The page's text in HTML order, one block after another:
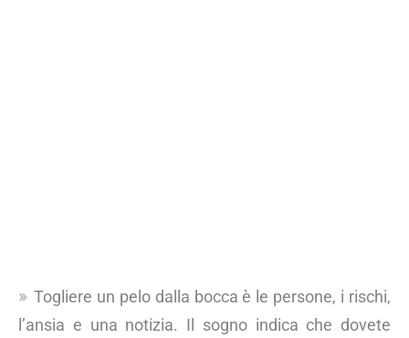
Togliere un pelo dalla bocca è le persone, i rischi,
l’ansia e una notizia. Il sogno indica che dovete